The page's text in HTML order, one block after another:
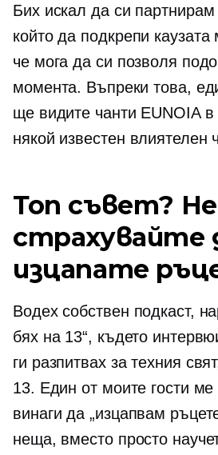
Бих искал да си
който да подкрепи
че мога да си позволя
момента. Въпреки това,
ще видите чанти EUNOIA в
някой известен влиятелен
Топ съвет?
страхувайте
изцапате
Водех собствен подкаст,
бях на 13“, където
ги разпитвах за техния
13. Един от моите гости ме
винаги да „изцапвам
неща, вместо просто